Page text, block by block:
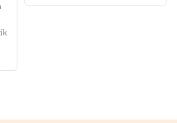
nagyot.Méretei :S-M-LFajtái:-